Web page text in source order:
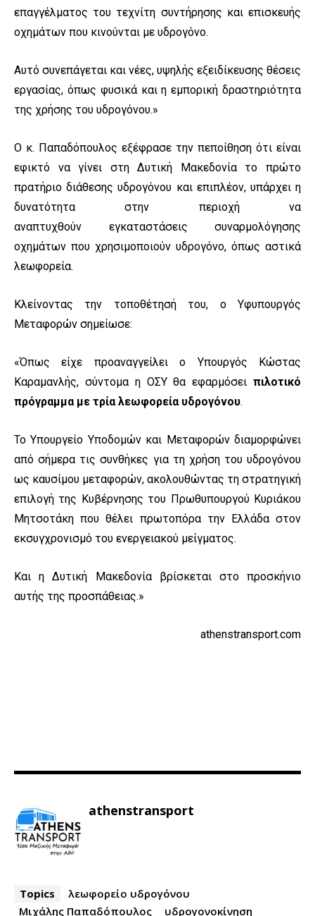
επαγγέλματος του τεχνίτη συντήρησης και επισκευής
οχημάτων που κινούνται με υδρογόνο.
Αυτό συνεπάγεται και νέες, υψηλής εξειδίκευσης θέσεις
εργασίας, όπως φυσικά και η εμπορική δραστηριότητα
της χρήσης του υδρογόνου.»
Ο κ. Παπαδόπουλος εξέφρασε την πεποίθηση ότι είναι
εφικτό να γίνει στη Δυτική Μακεδονία το πρώτο
πρατήριο διάθεσης υδρογόνου και επιπλέον, υπάρχει η
δυνατότητα στην περιοχή να
αναπτυχθούν εγκαταστάσεις συναρμολόγησης
οχημάτων που χρησιμοποιούν υδρογόνο, όπως αστικά
λεωφορεία.
Κλείνοντας την τοποθέτησή του, ο Υφυπουργός
Μεταφορών σημείωσε:
«Όπως είχε προαναγγείλει ο Υπουργός Κώστας
Καραμανλής, σύντομα η ΟΣΥ θα εφαρμόσει πιλοτικό
πρόγραμμα με τρία λεωφορεία υδρογόνου.
Το Υπουργείο Υποδομών και Μεταφορών διαμορφώνει
από σήμερα τις συνθήκες για τη χρήση του υδρογόνου
ως καυσίμου μεταφορών, ακολουθώντας τη στρατηγική
επιλογή της Κυβέρνησης του Πρωθυπουργού Κυριάκου
Μητσοτάκη που θέλει πρωτοπόρα την Ελλάδα στον
εκσυγχρονισμό του ενεργειακού μείγματος.
Και η Δυτική Μακεδονία βρίσκεται στο προσκήνιο
αυτής της προσπάθειας.»
athenstransport.com
athenstransport
Topics
λεωφορείο υδρογόνου
Μιχάλης Παπαδόπουλος
υδρογονοκίνηση